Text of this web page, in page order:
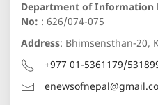
Department of Information
No: : 626/074-075
Address: Bhimsensthan-20,
+977 01-5361179/